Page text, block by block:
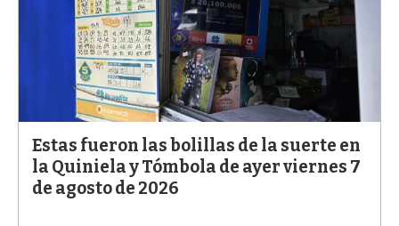
Estas fueron las bolillas de la suerte en
la Quiniela y Tómbola de ayer viernes 7
de agosto de 2026